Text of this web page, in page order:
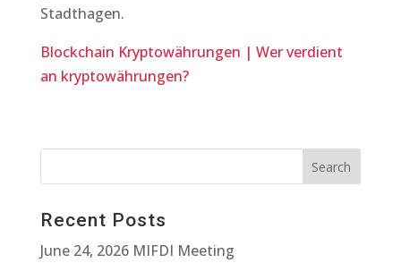
Stadthagen.
Blockchain Kryptowährungen | Wer verdient
an kryptowährungen?
Recent Posts
June 24, 2026 MIFDI Meeting